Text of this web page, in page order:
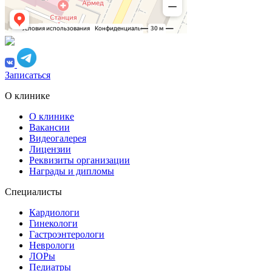
Записаться
О клинике
О клинике
Вакансии
Видеогалерея
Лицензии
Реквизиты организации
Награды и дипломы
Специалисты
Кардиологи
Гинекологи
Гастроэнтерологи
Неврологи
ЛОРы
Педиатры